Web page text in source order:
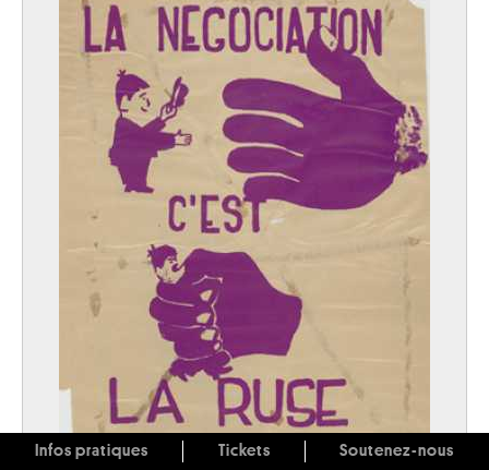
Infos pratiques Tickets Soutenez-nous